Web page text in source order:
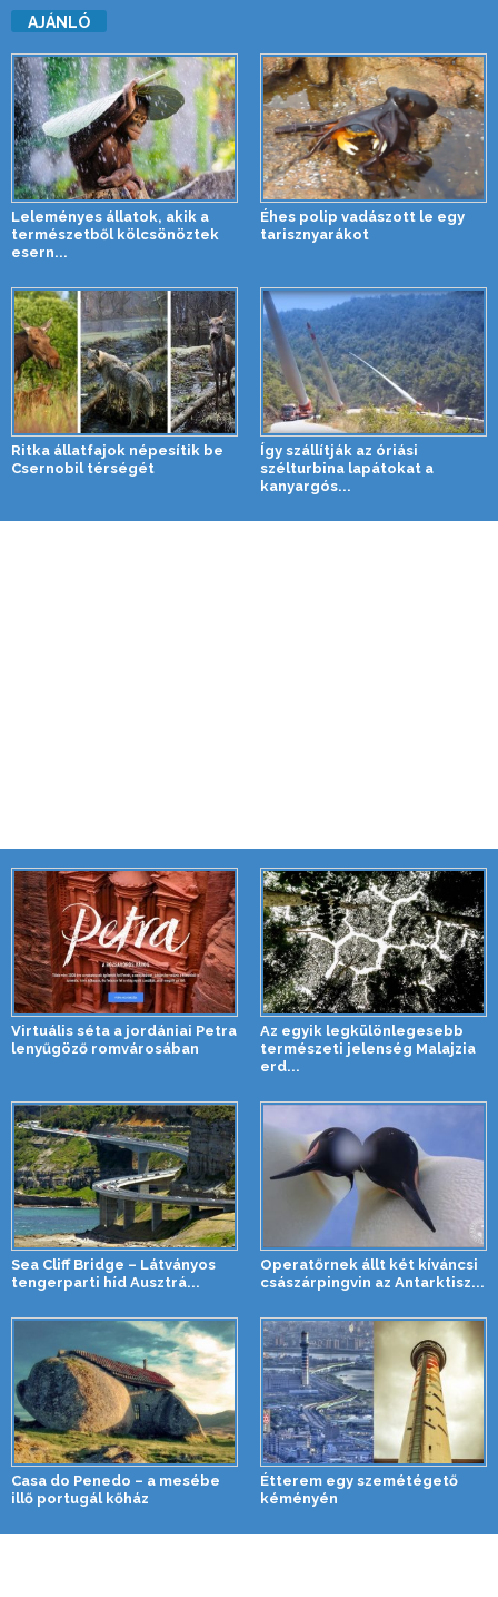
AJÁNLÓ
Leleményes állatok, akik a
természetből kölcsönöztek
esern...
Éhes polip vadászott le egy
tarisznyarákot
Ritka állatfajok népesítik be
Csernobil térségét
Így szállítják az óriási
szélturbina lapátokat a
kanyargós...
Virtuális séta a jordániai Petra
lenyűgöző romvárosában
Az egyik legkülönlegesebb
természeti jelenség Malajzia
erd...
Sea Cliff Bridge – Látványos
tengerparti híd Ausztrá...
Operatőrnek állt két kíváncsi
császárpingvin az Antarktisz...
Casa do Penedo – a mesébe
illő portugál kőház
Étterem egy szemétégető
kéményén